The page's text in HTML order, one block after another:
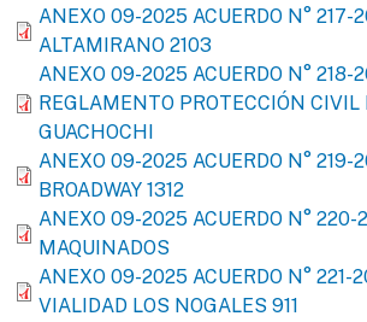
ANEXO 09-2025 ACUERDO N° 217-
ALTAMIRANO 2103
ANEXO 09-2025 ACUERDO N° 218-
REGLAMENTO PROTECCIÓN
GUACHOCHI
ANEXO 09-2025 ACUERDO N° 219-
BROADWAY 1312
ANEXO 09-2025 ACUERDO N° 220-
MAQUINADOS
ANEXO 09-2025 ACUERDO N° 221-
VIALIDAD LOS NOGALES 911